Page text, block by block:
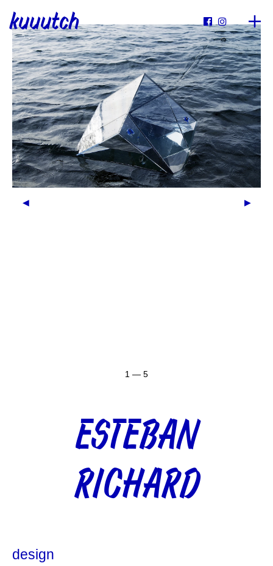
kuuutch  
1 — 5
ESTEBAN
RICHARD
design